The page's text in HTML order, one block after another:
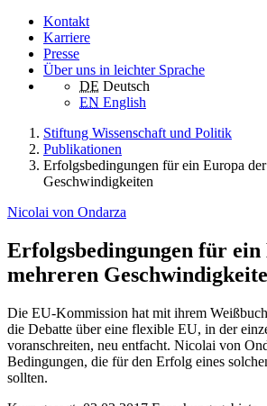
Kontakt
Karriere
Presse
Über uns in leichter Sprache
DE Deutsch
EN English
Stiftung Wissenschaft und Politik
Publikationen
Erfolgsbedingungen für ein Europa
Geschwindigkeiten
Nicolai von Ondarza
Erfolgsbedingungen für
mehreren
Die EU-Kommission hat mit ihrem
die Debatte über eine flexible EU, in der
voranschreiten, neu entfacht. Nicolai von
Bedingungen, die für den Erfolg eines
sollten.